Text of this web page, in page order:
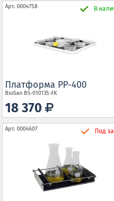
Арт. 0004758 В
Платформа PP-400
BioSan BS-010135-FK
18 370
Арт. 0004607 Под